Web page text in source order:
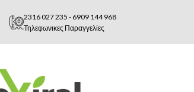
2316 027 235 - 6909 144 968
Τηλεφωνικες Παραγγελίες